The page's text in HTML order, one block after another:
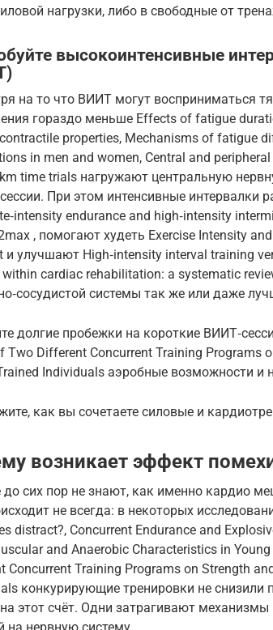
нагрузки, либо в свободные от
высокоинтенсивные
на то что ВИИТ могут восприниматься
гораздо меньше Effects of fatigue
properties, Mechanisms of fatigue
in men and women, Central and
time trials нагружают центральную
При этом интенсивные интервалки
endurance and high‑intensity
, помогают худеть Exercise Intensity
и улучшают High‑intensity interval training
cardiac rehabilitation: a systematic
системы так же или даже
долгие пробежки на короткие
Two Different Concurrent Training Programs
Individuals аэробные возможности
как вы сочетаете силовые и
возникает эффект
до сих пор не знают, как именно кардио
не всегда: в некоторых
distract?, Concurrent Endurance and
and Anaerobic Characteristics in
Concurrent Training Programs on Strength
конкурирующие тренировки не снизили
этот счёт. Одни затрагивают